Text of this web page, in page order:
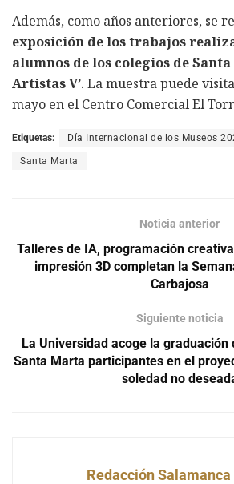
Además, como años anteriores, se
exposición de los trabajos
alumnos de los colegios de
Artistas V’. La muestra puede
mayo en el Centro Comercial El
Etiquetas: Día Internacional de los Museos
Santa Marta
Noticia anterior
Talleres de IA, programación
impresión 3D completan la
Carbajosa
Siguiente noticia
La Universidad acoge la graduación
Santa Marta participantes en el
soledad no
Redacción